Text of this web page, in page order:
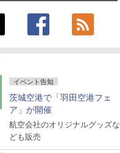
イベント告知
茨城空港で「羽田空港フェ
ア」が開催
航空会社のオリジナルグッズな
ども販売